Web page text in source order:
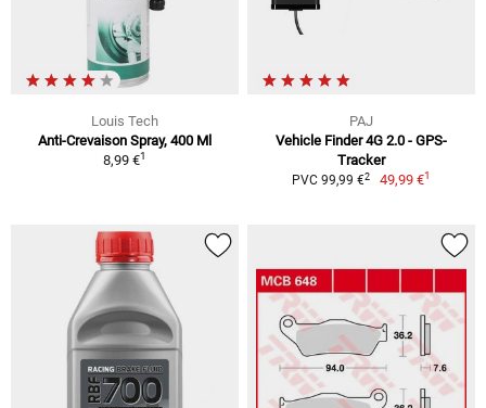
Louis Tech
Anti-Crevaison Spray, 400 Ml
8,99 €1
PAJ
Vehicle Finder 4G 2.0 - GPS-
Tracker
PVC 99,99 €2 49,99 €1